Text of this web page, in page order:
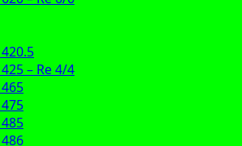
– Re 4/4